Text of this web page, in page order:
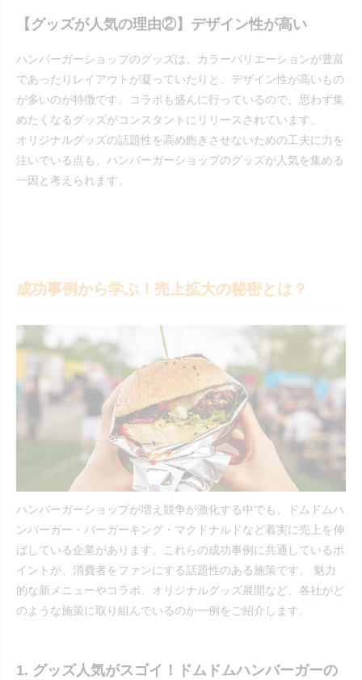
【グッズが人気の理由②】デザイン性が高い
ハンバーガーショップのグッズは、カラーバリエーションが豊富
であったりレイアウトが凝っていたりと、デザイン性が高いもの
が多いのが特徴です。コラボも盛んに行っているので、思わず集
めたくなるグッズがコンスタントにリリースされています。
オリジナルグッズの話題性を高め飽きさせないための工夫に力を
注いでいる点も、ハンバーガーショップのグッズが人気を集める
一因と考えられます。
成功事例から学ぶ！売上拡大の秘密とは？
ハンバーガーショップが増え競争が激化する中でも、ドムドムハ
ンバーガー・バーガーキング・マクドナルドなど着実に売上を伸
ばしている企業があります。これらの成功事例に共通しているポ
イントが、消費者をファンにする話題性のある施策です。 魅力
的な新メニューやコラボ、オリジナルグッズ展開など、各社がど
のような施策に取り組んでいるのか一例をご紹介します。
1. グッズ人気がスゴイ！ドムドムハンバーガーの